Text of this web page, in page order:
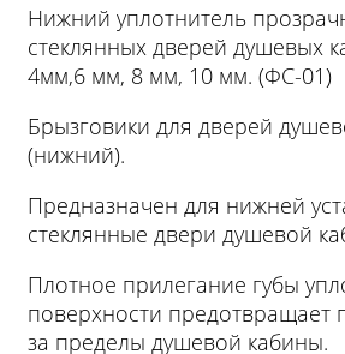
Нижний уплотнитель
стеклянных дверей душевых
4мм,6 мм, 8 мм, 10 мм. (ФС-01)
Брызговики для дверей
(нижний).
Предназначен для нижней
стеклянные двери душевой
Плотное прилегание губы
поверхности предотвращает
за пределы душевой кабины.